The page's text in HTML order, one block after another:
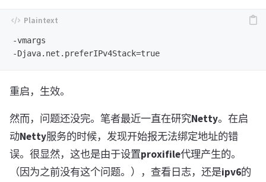
-vmargs
重启，生效。
然而，问题还没完。笔者最近一直在研究Netty。在启
动Netty服务的时候，发现开始报无法绑定地址的错
误。很显然，这也是由于设置proxifile代理产生的。
（因为之前没有这个问题。），查看日志，还是ipv6的